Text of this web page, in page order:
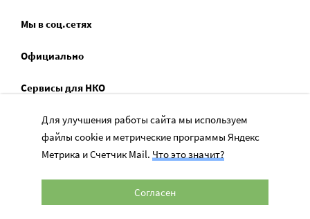
Мы в соц.сетях
Официально
Сервисы для НКО
Спецпроекты
Социальное служение
Для улучшения работы сайта мы используем
файлы cookie и метрические программы Яндекс
Метрика и Счетчик Mail. Что это значит?
Согласен